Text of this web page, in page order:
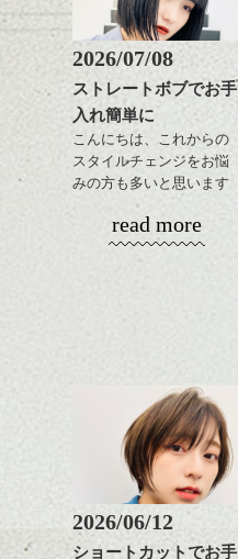
2026/07/08
ストレートボブでお手
入れ簡単に
こんにちは、これからの
スタイルチェンジをお悩
みの方も多いと思います
やっぱりボブでお手入れ
しやすいスタイルだと毎
も出しやすくていろいろ
おすすめですね。
前髪もやや重めにカット
してラインを強調するの
もこれからは良い感じで
す、
read more
2026/06/12
ショートカットでお手